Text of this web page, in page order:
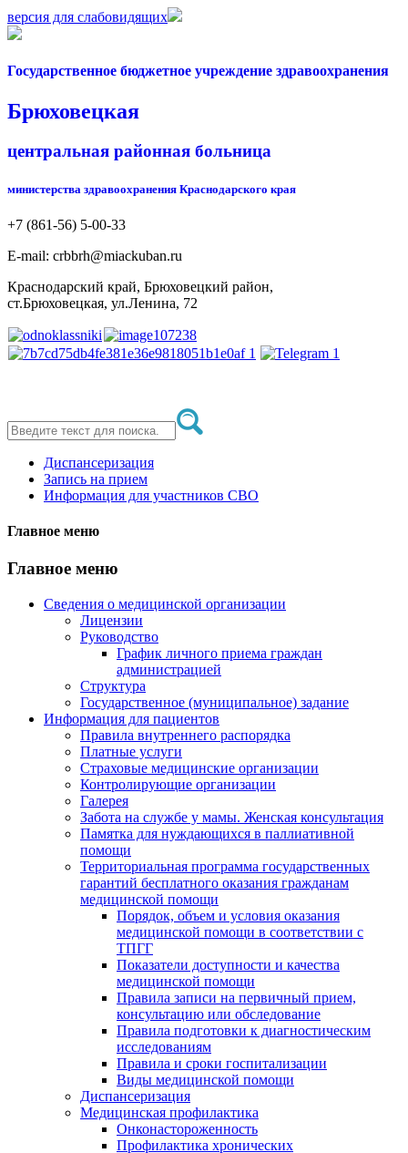
версия для слабовидящих
Государственное бюджетное учреждение здравоохранения
Брюховецкая
центральная районная больница
министерства здравоохранения Краснодарского края
+7 (861-56) 5-00-33
Е-mail: crbbrh@miackuban.ru
Краснодарский край, Брюховецкий район,
ст.Брюховецкая, ул.Ленина, 72
Диспансеризация
Запись на прием
Информация для участников СВО
Главное меню
Главное меню
Сведения о медицинской организации
Лицензии
Руководство
График личного приема граждан
администрацией
Структура
Государственное (муниципальное) задание
Информация для пациентов
Правила внутреннего распорядка
Платные услуги
Страховые медицинские организации
Контролирующие организации
Галерея
Забота на службе у мамы. Женская консультация
Памятка для нуждающихся в паллиативной
помощи
Территориальная программа государственных
гарантий бесплатного оказания гражданам
медицинской помощи
Порядок, объем и условия оказания
медицинской помощи в соответствии с
ТПГГ
Показатели доступности и качества
медицинской помощи
Правила записи на первичный прием,
консультацию или обследование
Правила подготовки к диагностическим
исследованиям
Правила и сроки госпитализации
Виды медицинской помощи
Диспансеризация
Медицинская профилактика
Онконастороженность
Профилактика хронических